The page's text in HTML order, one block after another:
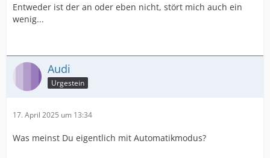
Entweder ist der an oder eben nicht, stört mich auch ein
wenig...
Audi
Urgestein
17. April 2025 um 13:34
Was meinst Du eigentlich mit Automatikmodus?